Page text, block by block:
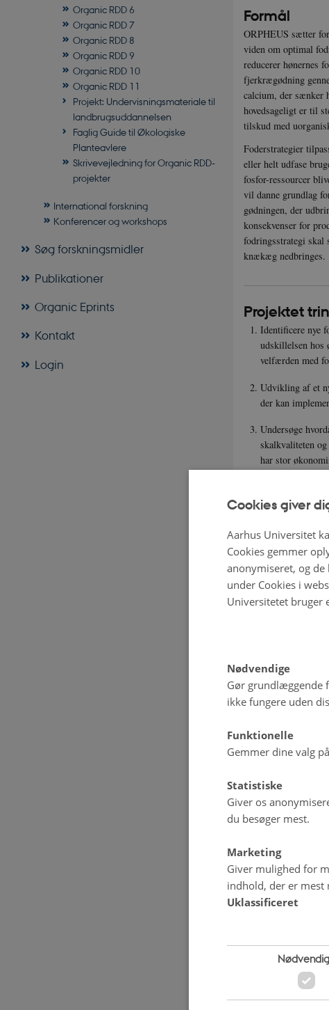
Organic RDD 6
Organic RDD 7
Organic RDD 8
Organic RDD 9
Organic RDD 10
Organic RDD 11
Projekt: Undervisningsmateriale til
landbrugsuddannelsen
Faglig Guide til Økologiske
Planteavlere
Skrivevejledning for Organic RDD-
projekter
International forskning
Konferencer og workshops
Søg forskningsmidler
Publikationer
Organic Eprints
Kontakt
Login
Formål
ORPHEUS sætter
viden om optimal
reducerer hønernes
fjerkrægødning
calcium, der sænker
hovedsageligt er til
tilskud med
Foderstrategier
eller helt udfase
fosfor-ressourcer
vil danne grundlag
gødningen, der
konsekvenser for
fodringsstrategi skal
knækæg nedbringes.
Projektet
Identificere nye
udskillelsen hos
velfærden med
Udvikling af et
der kan
Undersøge
skalkvaliteten
har stor
hos
Designe en
ægproducenter,
produktivitet og
Cookies giver
Aarhus Universitet
Cookies gemmer
anonymiseret, og
under Cookies i
Universitetet bruger
Nødvendige
Gør grundlæggende
ikke fungere uden
Funktionelle
Gemmer dine valg
Statistiske
Giver os
du besøger mest.
Marketing
Giver mulighed for
indhold, der er mest
Uklassificeret